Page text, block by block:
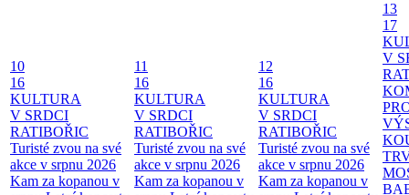
10
16
KULTURA
V SRDCI
RATIBOŘIC
Turisté zvou na své
akce v srpnu 2026
Kam za kopanou v
11
16
KULTURA
V SRDCI
RATIBOŘIC
Turisté zvou na své
akce v srpnu 2026
Kam za kopanou v
12
16
KULTURA
V SRDCI
RATIBOŘIC
Turisté zvou na své
akce v srpnu 2026
Kam za kopanou v
13
17
V